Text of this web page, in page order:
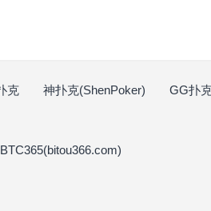
克 神扑克(ShenPoker) GG扑